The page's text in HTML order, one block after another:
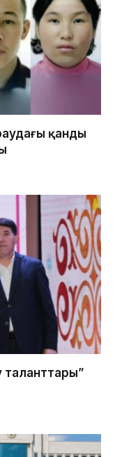
қанды